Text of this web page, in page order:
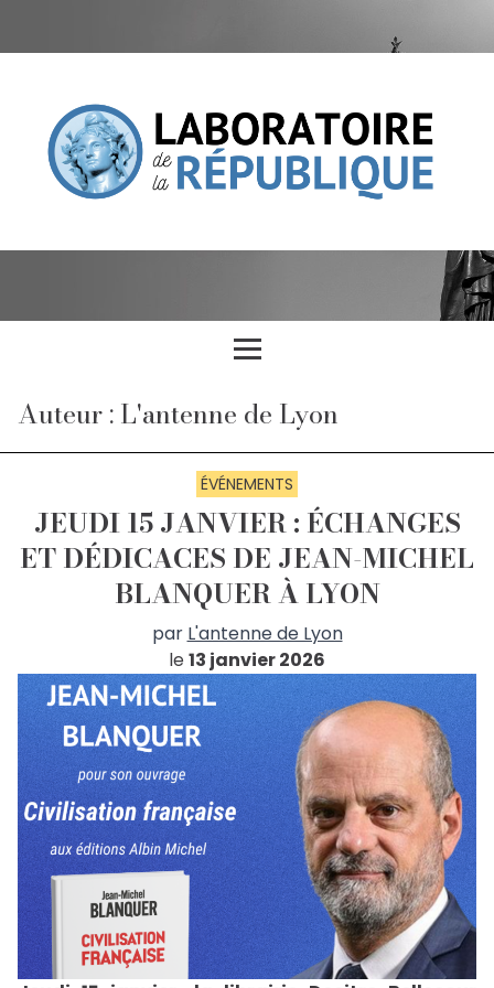
Auteur : L'antenne de Lyon
ÉVÉNEMENTS
JEUDI 15 JANVIER : ÉCHANGES
ET DÉDICACES DE JEAN-MICHEL
BLANQUER À LYON
par L'antenne de Lyon
le13 janvier 2026